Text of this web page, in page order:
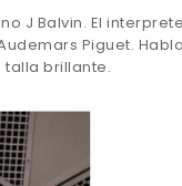
J Balvin. El
Piguet.
talla brillante.